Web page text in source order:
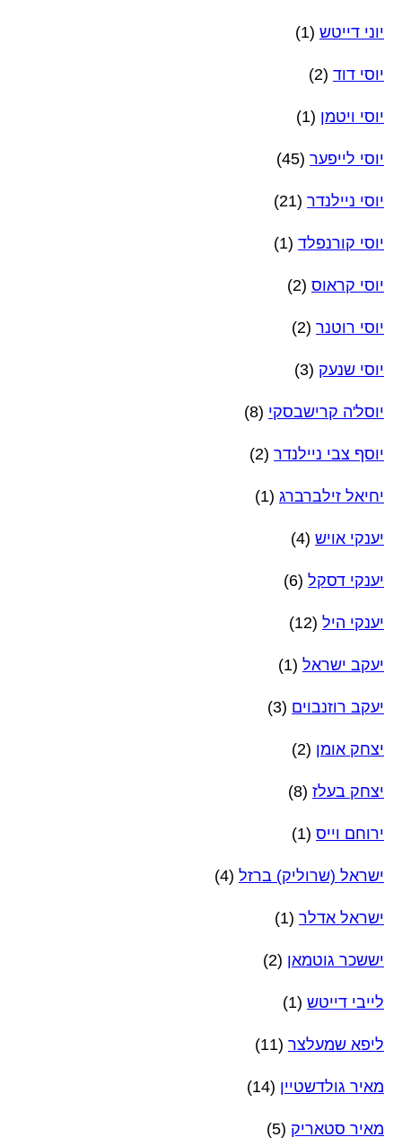
יוני דייטש (1)
יוסי דוד (2)
יוסי ויטמן (1)
יוסי לייפער (45)
יוסי ניילנדר (21)
יוסי קורנפלד (1)
יוסי קראוס (2)
יוסי רוטנר (2)
יוסי שנעק (3)
יוסל'ה קרישבסקי (8)
יוסף צבי ניילנדר (2)
יחיאל זילברברג (1)
יענקי אויש (4)
יענקי דסקל (6)
יענקי היל (12)
יעקב ישראל (1)
יעקב רוזנבוים (3)
יצחק אומן (2)
יצחק בעלז (8)
ירוחם וייס (1)
ישראל (שרוליק) ברזל (4)
ישראל אדלר (1)
יששכר גוטמאן (2)
לייבי דייטש (1)
ליפא שמעלצר (11)
מאיר גולדשטיין (14)
מאיר סטאריק (5)